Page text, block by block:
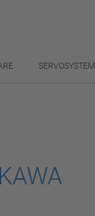
SERVOSYSTEM